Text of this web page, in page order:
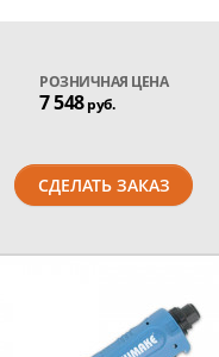
РОЗНИЧНАЯ ЦЕНА
7 548руб.
СДЕЛАТЬ ЗАКАЗ